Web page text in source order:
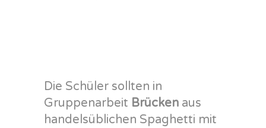
Die Schüler sollten in
Gruppenarbeit Brücken aus
handelsüblichen Spaghetti mit